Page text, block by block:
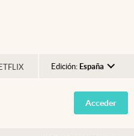
Edición: España
Argentina
España
Acceder